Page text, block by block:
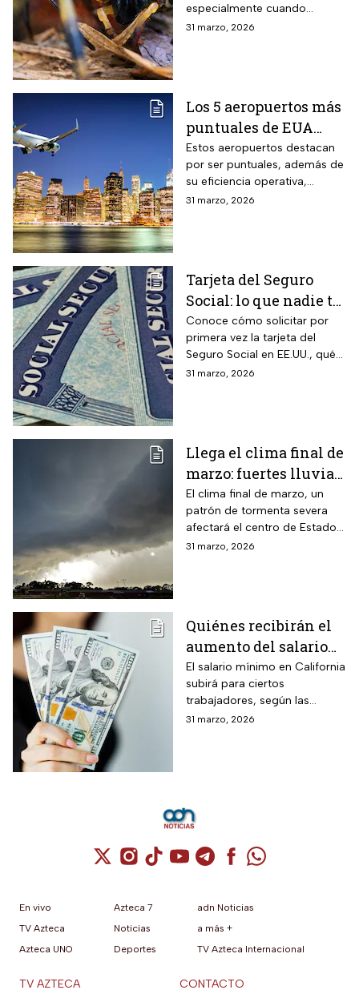
especialmente cuando
aparecen cerca de viviendas,
31 marzo, 2026
Los 5 aeropuertos más
puntuales de EUA
para viajar en Semana
Santa
Estos aeropuertos destacan
por ser puntuales, además de
su eficiencia operativa,
gestión del flujo de pasajeros
31 marzo, 2026
Tarjeta del Seguro
Social: lo que nadie te
cuenta sobre cómo
obtenerla o
reemplazarla
Conoce cómo solicitar por
primera vez la tarjeta del
Seguro Social en EE.UU., qué
hacer para reemplazarla y
31 marzo, 2026
Llega el clima final de
marzo: fuertes lluvias
y riesgo de
inundaciones en EUA
El clima final de marzo, un
patrón de tormenta severa
afectará el centro de Estados
Unidos esta semana, dejará
31 marzo, 2026
Quiénes recibirán el
aumento del salario
mínimo en California
El salario mínimo en California
subirá para ciertos
trabajadores, según las
autoridades locales. Conoce
31 marzo, 2026
Cuenta de X / Twitter (se abre en una
Cuenta de Instagram (se abre en una
Cuenta de TikTok (se abre en
Cuenta de YouTube (se abre
Cuenta de Telegram (se
Cuenta de
Cuenta de
En vivo
TV Azteca
Azteca UNO
Azteca 7
Noticias
Deportes
adn Noticias
a más +
TV Azteca Internacional
TV AZTECA CONTACTO